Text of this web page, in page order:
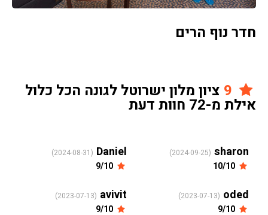
חדר נוף הרים
ציון מלון ישרוטל לגונה הכל כלול
אילת מ-72 חוות דעת
sharon
(2024-09-25)
Daniel
(2024-08-31)
oded
(2023-07-13)
avivit
(2023-07-13)